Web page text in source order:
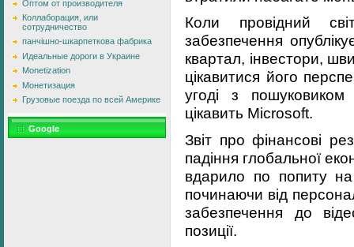
Оптом от производителя
Коллаборация, или
сотрудничество
панчішно-шкарпеткова фабрика
Идеальные дороги в Украине
Monetization
Монетизация
Грузовые поезда по всей Америке
Google
Коли провідний
забезпечення
квартал, інвестори,
цікавитися його
угоді з
цікавить Microsoft.
Звіт про фінансові
падіння глобальної
вдарило по попиту на
починаючи від
забезпечення до
позиції.